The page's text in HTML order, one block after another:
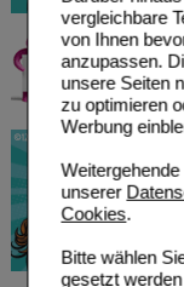
vergleichbare
von Ihnen
anzupassen.
unsere Seiten
zu optimieren
Werbung
unserer
Cookies.
Bitte wählen
gesetzt